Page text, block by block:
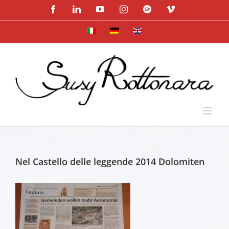
to
FacebookLinkedInYouTubeInstagramSpotifyVimeo
Nel Castello delle leggende 2014 Dolomiten